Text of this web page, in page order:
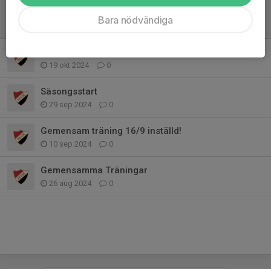
0
19 okt 2024 0
Säsongsstart
29 sep 2024 0
Gemensam träning 16/9 inställd!
10 sep 2024 0
Gemensamma Träningar
26 aug 2024 0
Bara nödvändiga